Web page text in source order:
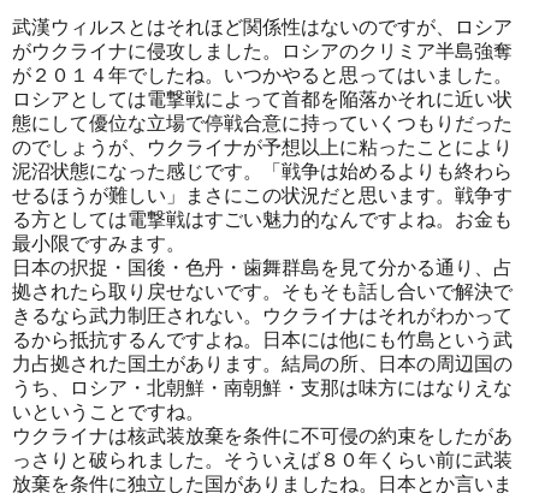
武漢ウィルスとはそれほど関係性はないのですが、ロシア
がウクライナに侵攻しました。ロシアのクリミア半島強奪
が２０１４年でしたね。いつかやると思ってはいました。
ロシアとしては電撃戦によって首都を陥落かそれに近い状
態にして優位な立場で停戦合意に持っていくつもりだった
のでしょうが、ウクライナが予想以上に粘ったことにより
泥沼状態になった感じです。「戦争は始めるよりも終わら
せるほうが難しい」まさにこの状況だと思います。戦争す
る方としては電撃戦はすごい魅力的なんですよね。お金も
最小限ですみます。
日本の択捉・国後・色丹・歯舞群島を見て分かる通り、占
拠されたら取り戻せないです。そもそも話し合いで解決で
きるなら武力制圧されない。ウクライナはそれがわかって
るから抵抗するんですよね。日本には他にも竹島という武
力占拠された国土があります。結局の所、日本の周辺国の
うち、ロシア・北朝鮮・南朝鮮・支那は味方にはなりえな
いということですね。
ウクライナは核武装放棄を条件に不可侵の約束をしたがあ
っさりと破られました。そういえば８０年くらい前に武装
放棄を条件に独立した国がありましたね。日本とか言いま